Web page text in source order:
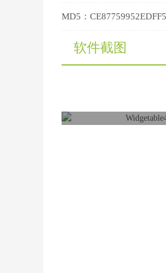
MD5：
软件截图